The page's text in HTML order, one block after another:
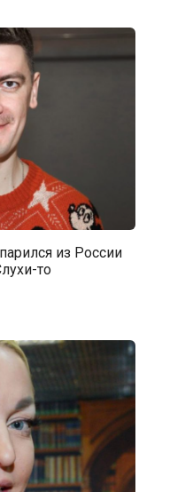
из России
то